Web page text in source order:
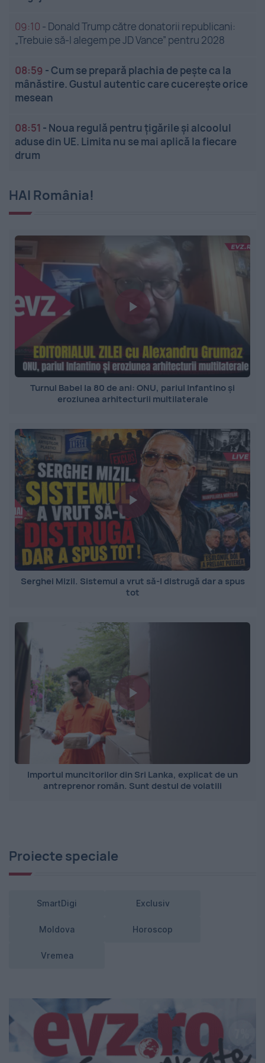
09:10 - Donald Trump către donatorii republicani:
„Trebuie să-l alegem pe JD Vance” pentru 2028
08:59 -Cum se prepară plachia de pește ca la
mânăstire. Gustul autentic care cucerește orice
mesean
08:51 - Noua regulă pentru țigările și alcoolul
aduse din UE. Limita nu se mai aplică la fiecare
drum
HAI România!
Turnul Babel la 80 de ani: ONU, pariul Infantino și
eroziunea arhitecturii multilaterale
Serghei Mizil. Sistemul a vrut să-l distrugă dar a spus
tot
Importul muncitorilor din Sri Lanka, explicat de un
antreprenor român. Sunt destul de volatili
Proiecte speciale
SmartDigi Exclusiv
Moldova Horoscop
Vremea